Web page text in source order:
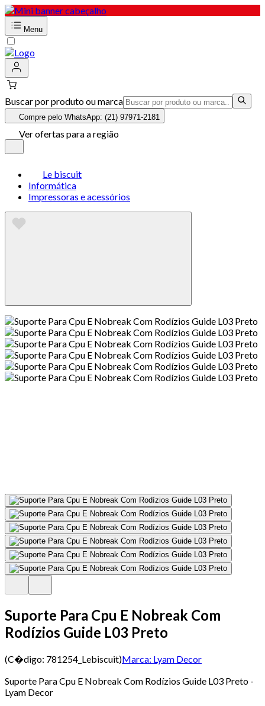
Menu
Buscar por produto ou marca
Compre pelo WhatsApp: (21) 97971-2181
Ver ofertas para a região
Le biscuit
Informática
Impressoras e acessórios
Suporte Para Cpu E Nobreak Com
Rodízios Guide L03 Preto
(C�digo: 781254_Lebiscuit)Marca: Lyam Decor
Suporte Para Cpu E Nobreak Com Rodízios Guide L03 Preto -
Lyam Decor